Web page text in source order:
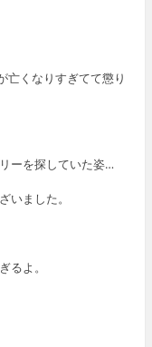
亡くなりすぎてて懲り
ーを探していた姿…
いました。
るよ。